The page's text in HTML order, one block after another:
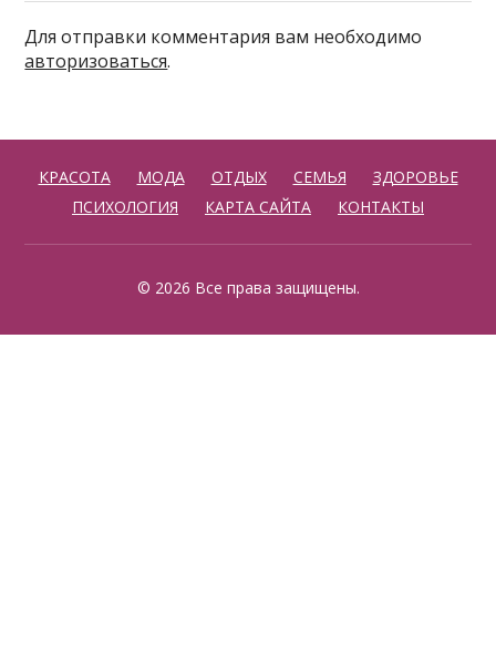
Для отправки комментария вам необходимо
авторизоваться.
КРАСОТА МОДА ОТДЫХ СЕМЬЯ
ЗДОРОВЬЕ
ПСИХОЛОГИЯ
КАРТА САЙТА КОНТАКТЫ
© 2026 Все права защищены.